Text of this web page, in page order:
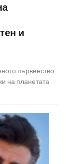
и
първенство
на планетата